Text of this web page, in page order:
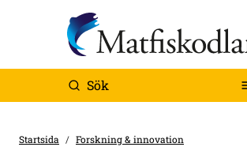
Sök
Startsida
Forskning & innovation